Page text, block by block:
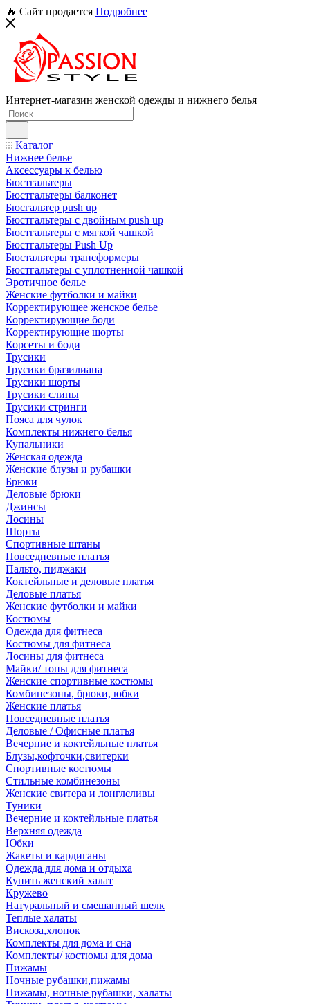
🔥 Сайт продается Подробнее
Интернет-магазин женской одежды и нижнего белья
Каталог
Нижнее белье
Аксессуары к белью
Бюстгальтеры
Бюстгальтеры балконет
Бюсгальтер push up
Бюстгальтеры с двойным push up
Бюстгальтеры с мягкой чашкой
Бюстгальтеры Push Up
Бюстальтеры трансформеры
Бюстгальтеры с уплотненной чашкой
Эротичное белье
Женские футболки и майки
Корректирующее женское белье
Корректирующие боди
Корректирующие шорты
Корсеты и боди
Трусики
Трусики бразилиана
Трусики шорты
Трусики слипы
Трусики стринги
Пояса для чулок
Комплекты нижнего белья
Купальники
Женская одежда
Женские блузы и рубашки
Брюки
Деловые брюки
Джинсы
Лосины
Шорты
Спортивные штаны
Повседневные платья
Пальто, пиджаки
Коктейльные и деловые платья
Деловые платья
Женские футболки и майки
Костюмы
Одежда для фитнеса
Костюмы для фитнеса
Лосины для фитнеса
Майки/ топы для фитнеса
Женские спортивные костюмы
Комбинезоны, брюки, юбки
Женские платья
Повседневные платья
Деловые / Офисные платья
Вечерние и коктейльные платья
Блузы,кофточки,свитерки
Спортивные костюмы
Стильные комбинезоны
Женские свитера и лонглсливы
Туники
Вечерние и коктейльные платья
Верхняя одежда
Юбки
Жакеты и кардиганы
Одежда для дома и отдыха
Купить женский халат
Кружево
Натуральный и смешанный шелк
Теплые халаты
Вискоза,хлопок
Комплекты для дома и сна
Комплекты/ костюмы для дома
Пижамы
Ночные рубашки,пижамы
Пижамы, ночные рубашки, халаты